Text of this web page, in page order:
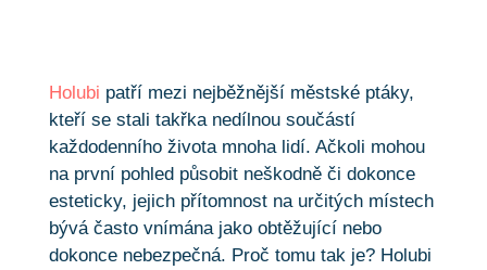
Holubi patří mezi nejběžnější městské ptáky,
kteří se stali takřka nedílnou součástí
každodenního života mnoha lidí. Ačkoli mohou
na první pohled působit neškodně či dokonce
esteticky, jejich přítomnost na určitých místech
bývá často vnímána jako obtěžující nebo
dokonce nebezpečná. Proč tomu tak je? Holubi